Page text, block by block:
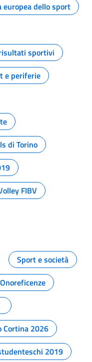
europea dello sport
sportivi
e periferie
di Torino
FIBV
Sport e società
Onoreficenze
Cortina 2026
2019